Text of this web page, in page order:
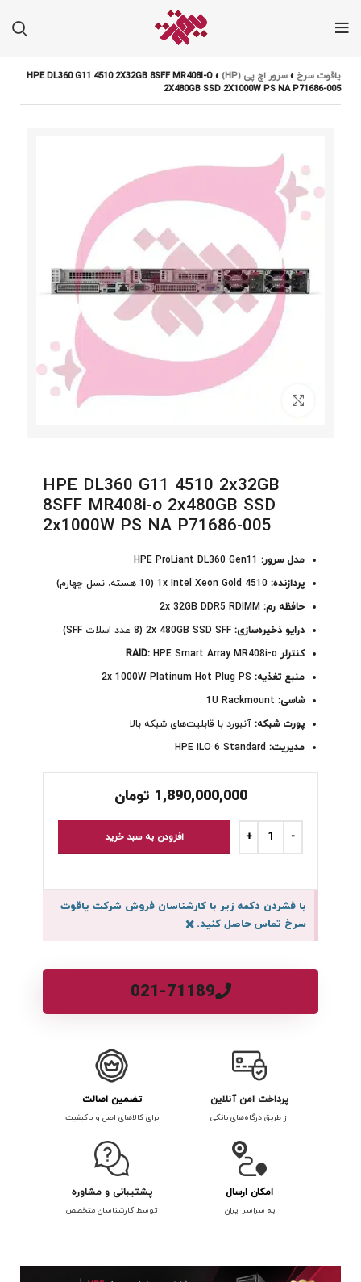
یاقوت سرخ »سرور اچ پی (HP) »
HPE DL360 G11 4510 2X32GB 8SFF MR408I-O
2X480GB SSD 2X1000W PS NA P71686-005
برای بزرگنمایی کلیک کنید
HPE DL360 G11 4510 2x32GB
8SFF MR408i-o 2x480GB SSD
2x1000W PS NA P71686-005
مدل سرور:
پردازنده:
حافظه رم:
درایو ذخیره‌سازی:
کنترلر RAID: HPE Smart Array MR408i-o
منبع تغذیه:
شاسی:
پورت شبکه: آنبورد با قابلیت‌های شبکه بالا
مدیریت:
1,890,000,000 تومان
افزودن به سبد خرید
با فشردن دکمه زیر با کارشناسان فروش شرکت یاقوت
سرخ تماس حاصل کنید.×
021-71189
پرداخت امن آنلاین
از طریق درگاه‌های بانکی
تضمین اصالت
برای کالاهای اصل و باکیفیت
امکان ارسال
به سراسر ایران
پشتیبانی و مشاوره
توسط کارشناسان متخصص